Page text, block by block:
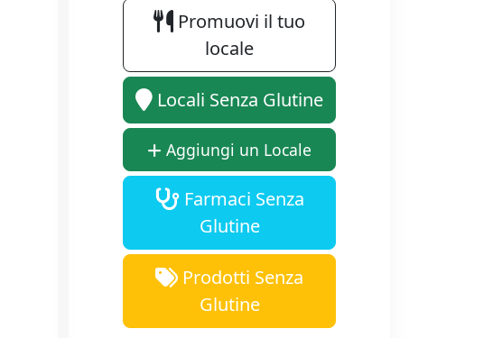
Promuovi il tuo
locale
Locali Senza Glutine
Aggiungi un Locale
Farmaci Senza
Glutine
Prodotti Senza
Glutine